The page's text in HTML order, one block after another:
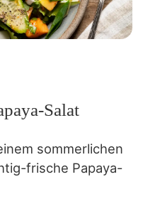
Salat
sommerlichen
frische Papaya-